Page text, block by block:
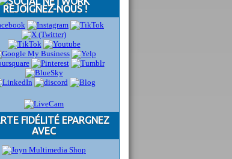
REJOIGNEZ-NOUS !
EPARGNEZ
AVEC